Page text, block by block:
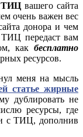
ТИЦвашего сайта
очень важен вес
донора и чем
передаст вам
как бесплатно
ресурсов.
меня на мысль
статье жирные
дублировать не
ресурсы, где
с ТИЦ, дополнив